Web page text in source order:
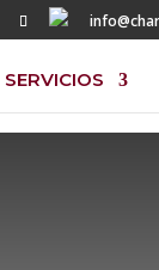
SERVICIOS